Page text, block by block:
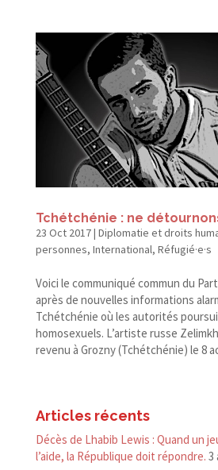
Tchétchénie : ne
23 Oct 2017| Diplomatie et droits
personnes, International, Réfugié·e·s
Voici le communiqué commun du
après de nouvelles informations
Tchétchénie où les autorités
homosexuels. L’artiste russe
revenu à Grozny (Tchétchénie) le 8
Articles récents
Décès de Lhabib Lewis : Quand un
l’aide, la République doit répondre. 3